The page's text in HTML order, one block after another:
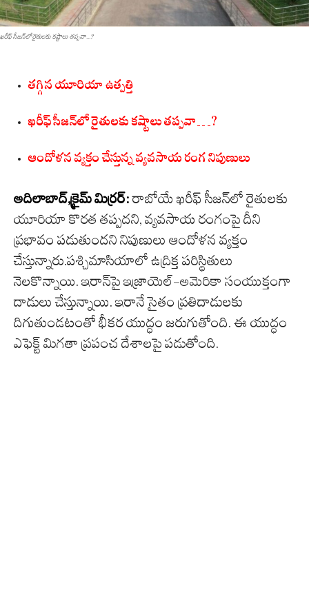
ఖ‌రీఫ్ సీజ‌న్‌లో రైతులకు క‌ష్టాలు త‌ప్ప‌వా...?
త‌గ్గిన యూరియా ఉత్ప‌త్తి
ఖ‌రీఫ్ సీజ‌న్‌లో రైతులకు క‌ష్టాలు త‌ప్ప‌వా…?
ఆందోళ‌న వ్య‌క్తం చేస్తున్న వ్య‌వ‌సాయ రంగ నిపుణులు
అదిలాబాద్,క్రైమ్ మిర్ర‌ర్:రాబోయే ఖరీఫ్ సీజన్‌లో రైతులకు
యూరియా కొరత తప్పదని, వ్యవసాయ రంగంపై దీని
ప్రభావం పడుతుందని నిపుణులు ఆందోళన వ్యక్తం
చేస్తున్నారు.పశ్చిమాసియాలో ఉద్రిక్త పరిస్థితులు
నెలకొన్నాయి. ఇరాన్‌పై ఇజ్రాయెల్-అమెరికా సంయుక్తంగా
దాడులు చేస్తున్నాయి. ఇరానే సైతం ప్రతిదాడులకు
దిగుతుండటంతో భీకర యుద్ధం జరుగుతోంది. ఈ యుద్ధం
ఎఫెక్ట్ మిగతా ప్రపంచ దేశాలపై పడుతోంది.